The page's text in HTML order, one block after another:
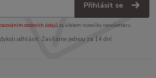
Přihlásit se
osobních údajůza účelem rozesílky newsletteru.
odhlásit. Zasíláme jednou za 14 dní.